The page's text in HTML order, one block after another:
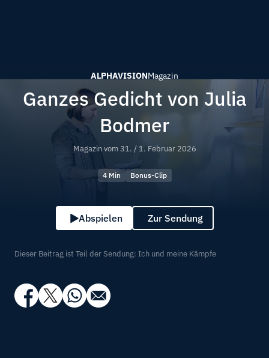
ALPHAVISIONMagazin
Ganzes Gedicht von Julia
Bodmer
Magazin vom31. / 1. Februar 2026
4 Min Bonus-Clip
Abspielen Zur Sendung
Dieser Beitrag ist Teil der Sendung: Ich und meine Kämpfe